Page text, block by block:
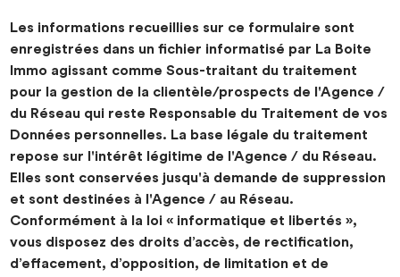
Les informations recueillies sur ce formulaire sont
enregistrées dans un fichier informatisé par La Boite
Immo agissant comme Sous-traitant du traitement
pour la gestion de la clientèle/prospects de l'Agence /
du Réseau qui reste Responsable du Traitement de vos
Données personnelles. La base légale du traitement
repose sur l'intérêt légitime de l'Agence / du Réseau.
Elles sont conservées jusqu'à demande de suppression
et sont destinées à l'Agence / au Réseau.
Conformément à la loi « informatique et libertés »,
vous disposez des droits d’accès, de rectification,
d’effacement, d’opposition, de limitation et de